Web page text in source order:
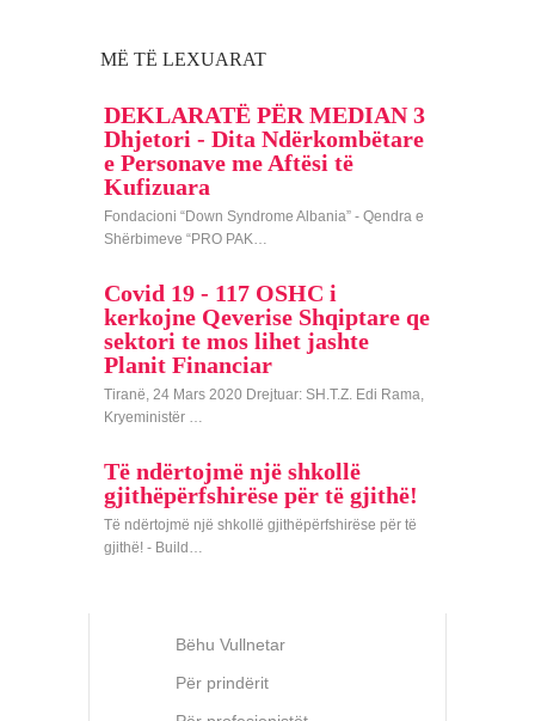
MË TË LEXUARAT
DEKLARATË PËR MEDIAN 3
Dhjetori - Dita Ndërkombëtare
e Personave me Aftësi të
Kufizuara
Fondacioni “Down Syndrome Albania” - Qendra e
Shërbimeve “PRO PAK…
Covid 19 - 117 OSHC i
kerkojne Qeverise Shqiptare qe
sektori te mos lihet jashte
Planit Financiar
Tiranë, 24 Mars 2020 Drejtuar: SH.T.Z. Edi Rama,
Kryeministër …
Të ndërtojmë një shkollë
gjithëpërfshirëse për të gjithë!
Të ndërtojmë një shkollë gjithëpërfshirëse për të
gjithë! - Build…
Bëhu Vullnetar
Për prindërit